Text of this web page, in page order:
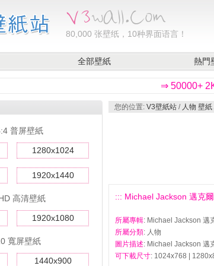
80,000 张壁纸，10种界面语言！
全部壁紙 熱門
⇒ 50000+
普屏壁紙
1280x1024
1920x1440
高清壁紙
1920x1080
寬屏壁紙
1440x900
您的位置: V3壁紙站 / 人物 壁紙
::: Michael Jackson 邁克
所屬專輯: Michael Jackson 邁
所屬分類: 人物
圖片描述: Michael Jackson 邁
可下載尺寸: 1024x768 |